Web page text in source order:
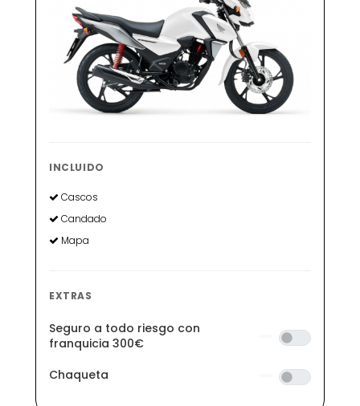
INCLUIDO
Cascos
Candado
Mapa
EXTRAS
Seguro a todo riesgo con
franquicia 300€
Chaqueta